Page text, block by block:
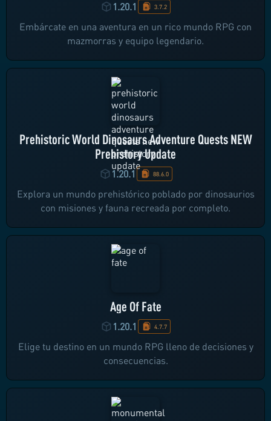
1.20.1 3.7.2
Embárcate en una aventura en un rico mundo RPG con
mazmorras y equipo legendario.
Prehistoric World Dinosaurs Adventure Quests NEW
Prehistory Update
1.20.1 88.6.0
Explora un mundo prehistórico poblado por dinosaurios
con misiones y fauna recreada por completo.
Age Of Fate
1.20.1 4.7.7
Elige tu destino en un mundo RPG lleno de decisiones y
consecuencias.